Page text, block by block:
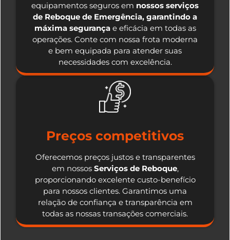
equipamentos seguros em nossos serviços
de Reboque de Emergência, garantindo a
máxima segurançae eficácia em todas as
operações. Conte com nossa frota moderna
e bem equipada para atender suas
necessidades com excelência.
Preços competitivos
Oferecemos preços justos e transparentes
em nossos Serviços de Reboque,
proporcionando excelente custo-benefício
para nossos clientes. Garantimos uma
relação de confiança e transparência em
todas as nossas transações comerciais.